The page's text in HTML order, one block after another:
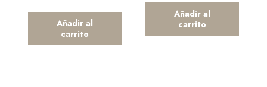
Añadir al
carrito
Añadir al
carrito